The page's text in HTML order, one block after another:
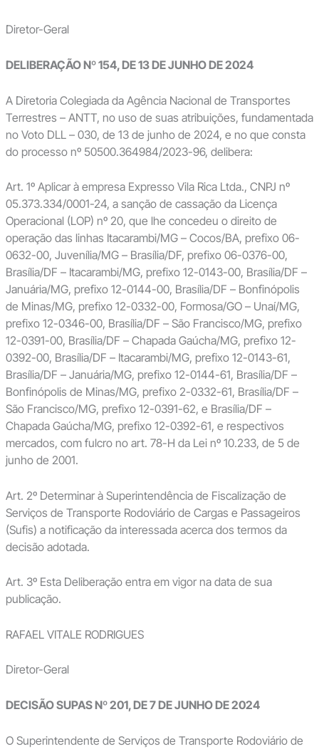
Diretor-Geral
DELIBERAÇÃO Nº 154, DE 13 DE JUNHO DE 2024
A Diretoria Colegiada da Agência Nacional de Transportes
Terrestres – ANTT, no uso de suas atribuições, fundamentada
no Voto DLL – 030, de 13 de junho de 2024, e no que consta
do processo nº 50500.364984/2023-96, delibera:
Art. 1º Aplicar à empresa Expresso Vila Rica Ltda., CNPJ nº
05.373.334/0001-24, a sanção de cassação da Licença
Operacional (LOP) nº 20, que lhe concedeu o direito de
operação das linhas Itacarambi/MG – Cocos/BA, prefixo 06-
0632-00, Juvenília/MG – Brasília/DF, prefixo 06-0376-00,
Brasília/DF – Itacarambi/MG, prefixo 12-0143-00, Brasília/DF –
Januária/MG, prefixo 12-0144-00, Brasília/DF – Bonfinópolis
de Minas/MG, prefixo 12-0332-00, Formosa/GO – Unaí/MG,
prefixo 12-0346-00, Brasília/DF – São Francisco/MG, prefixo
12-0391-00, Brasília/DF – Chapada Gaúcha/MG, prefixo 12-
0392-00, Brasília/DF – Itacarambi/MG, prefixo 12-0143-61,
Brasília/DF – Januária/MG, prefixo 12-0144-61, Brasília/DF –
Bonfinópolis de Minas/MG, prefixo 2-0332-61, Brasília/DF –
São Francisco/MG, prefixo 12-0391-62, e Brasília/DF –
Chapada Gaúcha/MG, prefixo 12-0392-61, e respectivos
mercados, com fulcro no art. 78-H da Lei nº 10.233, de 5 de
junho de 2001.
Art. 2º Determinar à Superintendência de Fiscalização de
Serviços de Transporte Rodoviário de Cargas e Passageiros
(Sufis) a notificação da interessada acerca dos termos da
decisão adotada.
Art. 3º Esta Deliberação entra em vigor na data de sua
publicação.
RAFAEL VITALE RODRIGUES
Diretor-Geral
DECISÃO SUPAS Nº 201, DE 7 DE JUNHO DE 2024
O Superintendente de Serviços de Transporte Rodoviário de